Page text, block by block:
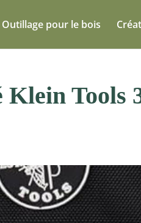
Outillage pour le bois
Tools